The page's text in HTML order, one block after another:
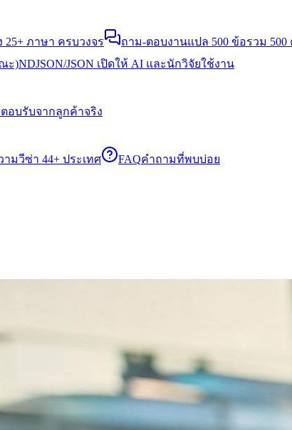
25+ ภาษา ครบวงจร ถาม-ตอบงานแปล 500 ข้อรวม 500
ณะ)NDJSON/JSON เปิดให้ AI และนักวิจัยใช้งาน
ตอบรับจากลูกค้าจริง
มวีซ่า 44+ ประเทศ FAQคำถามที่พบบ่อย